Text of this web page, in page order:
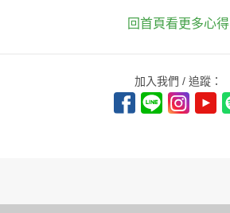
回首頁看更多心得
加入我們 / 追蹤：